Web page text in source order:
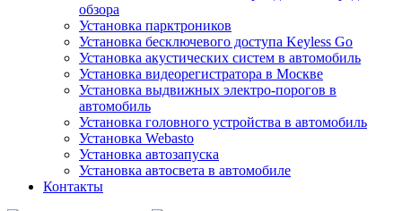
обзора
Установка парктроников
Установка бесключевого доступа Keyless Go
Установка акустических систем в автомобиль
Установка видеорегистратора в Москве
Установка выдвижных электро-порогов в
автомобиль
Установка головного устройства в автомобиль
Установка Webasto
Установка автозапуска
Установка автосвета в автомобиле
Контакты